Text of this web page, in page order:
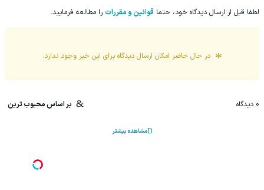
لطفا قبل از ارسال دیدگاه خود، حتما قوانین و مقررات را مطالعه فرمایید.
در حال حاضر امکان ارسال دیدگاه برای این خبر وجود ندارد.
0 دیدگاه بر اساس محبوب ترین
مشاهده بیشتر